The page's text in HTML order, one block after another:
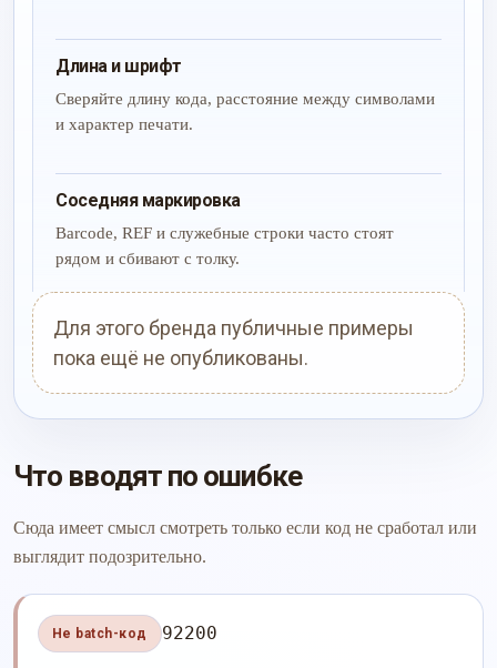
Длина и шрифт
Сверяйте длину кода, расстояние между символами
и характер печати.
Соседняя маркировка
Barcode, REF и служебные строки часто стоят
рядом и сбивают с толку.
Для этого бренда публичные примеры
пока ещё не опубликованы.
Что вводят по ошибке
Сюда имеет смысл смотреть только если код не сработал или
выглядит подозрительно.
Не batch-код 92200